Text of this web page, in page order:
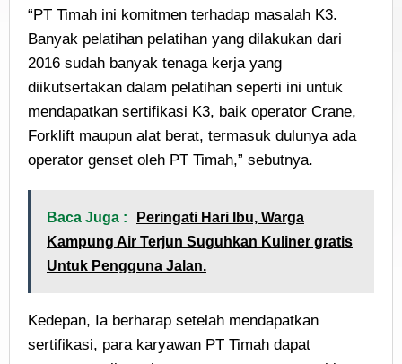
“PT Timah ini komitmen terhadap masalah K3.
Banyak pelatihan pelatihan yang dilakukan dari
2016 sudah banyak tenaga kerja yang
diikutsertakan dalam pelatihan seperti ini untuk
mendapatkan sertifikasi K3, baik operator Crane,
Forklift maupun alat berat, termasuk dulunya ada
operator genset oleh PT Timah,” sebutnya.
Baca Juga :
Peringati Hari Ibu, Warga
Kampung Air Terjun Suguhkan Kuliner gratis
Untuk Pengguna Jalan.
Kedepan, Ia berharap setelah mendapatkan
sertifikasi, para karyawan PT Timah dapat